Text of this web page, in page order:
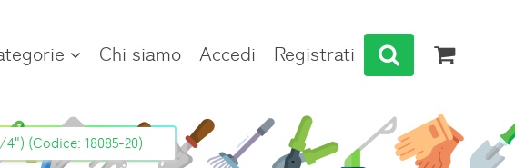
Chi siamo Accedi Registrati
(Codice: 18085-20)